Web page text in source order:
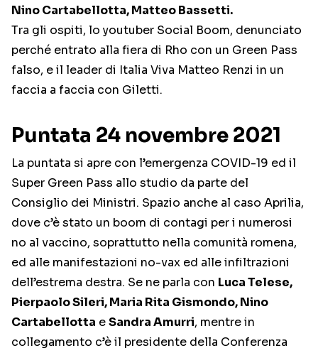
Nino Cartabellotta, Matteo Bassetti.
Tra gli ospiti, lo youtuber Social Boom, denunciato
perché entrato alla fiera di Rho con un Green Pass
falso, e il leader di Italia Viva Matteo Renzi in un
faccia a faccia con Giletti.
Puntata 24 novembre 2021
La puntata si apre con l’emergenza COVID-19 ed il
Super Green Pass allo studio da parte del
Consiglio dei Ministri. Spazio anche al caso Aprilia,
dove c’è stato un boom di contagi per i numerosi
no al vaccino, soprattutto nella comunità romena,
ed alle manifestazioni no-vax ed alle infiltrazioni
dell’estrema destra. Se ne parla con Luca Telese,
Pierpaolo Sileri, Maria Rita Gismondo, Nino
Cartabellotta eSandra Amurri, mentre in
collegamento c’è il presidente della Conferenza